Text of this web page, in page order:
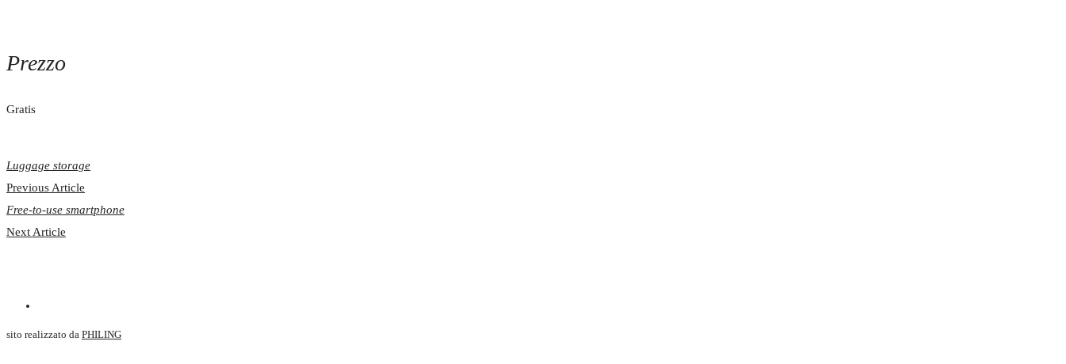
Prezzo
Gratis
Luggage storage
Previous Article
Free-to-use smartphone
Next Article
sito realizzato da PHILING